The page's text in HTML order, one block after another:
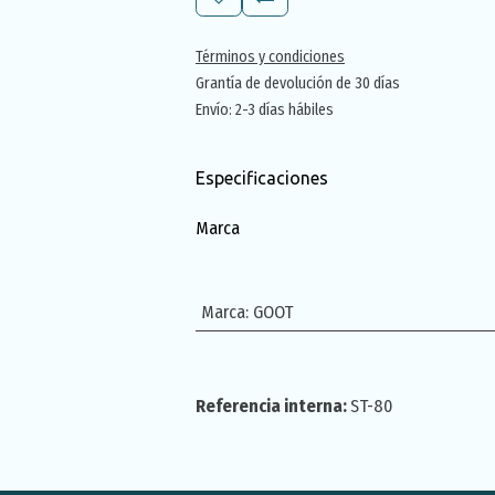
Términos y condiciones
Grantía de devolución de 30 días
Envío: 2-3 días hábiles
Especificaciones
Marca
Marca: GOOT
Referencia interna:ST-80